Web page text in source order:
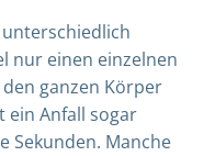
nur einen einzelnen
ganzen Körper
ein Anfall sogar
Sekunden. Manche